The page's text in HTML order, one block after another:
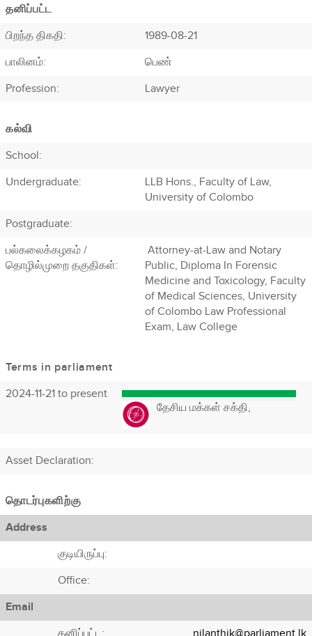
தனிப்பட்ட
பிறந்த திகதி:
1989-08-21
பாலினம்:
பெண்
Profession: Lawyer
கல்வி
School:
Undergraduate:
LLB Hons., Faculty of Law,
University of Colombo
Postgraduate:
பல்கலைக்கழகம் /
தொழில்முறை தகுதிகள்:
Attorney-at-Law and Notary
Public, Diploma In Forensic
Medicine and Toxicology, Faculty
of Medical Sciences, University
of Colombo Law Professional
Exam, Law College
Terms in parliament
2024-11-21 to present
தேசிய மக்கள் சக்தி,
Asset Declaration:
தொடர்புகளிற்கு
Address
குடியிருப்பு:
Office:
Email